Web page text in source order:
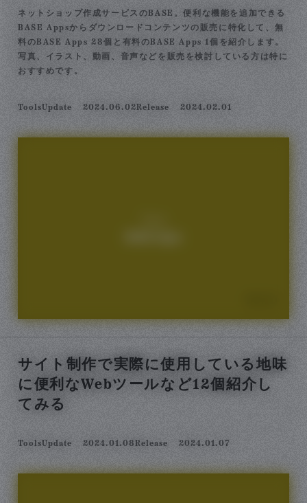
ネットショップ作成サービスのBASE。便利な機能を追加できる
BASE Appsからダウンロードコンテンツの販売に特化して、無
料のBASE Apps 28個と有料のBASE Apps 1個を紹介します。
写真、イラスト、動画、音声などを販売を検討している方は特に
おすすめです。
ToolsUpdate 2024.06.02Release 2024.02.01
サイト制作で実際に使用している地味
に便利なWebツールなど12個紹介し
てみる
ToolsUpdate 2024.01.08Release 2024.01.07